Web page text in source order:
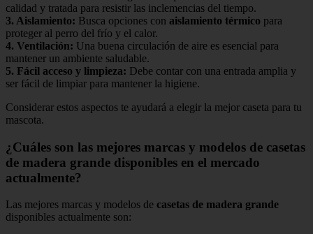
calidad y tratada para resistir las inclemencias del tiempo.
3. Aislamiento: Busca opciones con aislamiento térmico para
proteger al perro del frío y el calor.
4. Ventilación: Una buena circulación de aire es esencial para
mantener un ambiente saludable.
5. Fácil acceso y limpieza: Debe contar con una entrada amplia y
ser fácil de limpiar para mantener la higiene.
Considerar estos aspectos te ayudará a elegir la mejor caseta para tu
mascota.
¿Cuáles son las mejores marcas y modelos de casetas
de madera grande disponibles en el mercado
actualmente?
Las mejores marcas y modelos de casetas de madera grande
disponibles actualmente son: